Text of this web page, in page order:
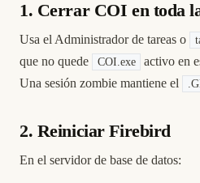
1. Cerrar COI en toda
Usa el Administrador de tareas o
que no quede
COI.exe
activo en
Una sesión zombie mantiene el
2. Reiniciar Firebird
En el servidor de base de datos: